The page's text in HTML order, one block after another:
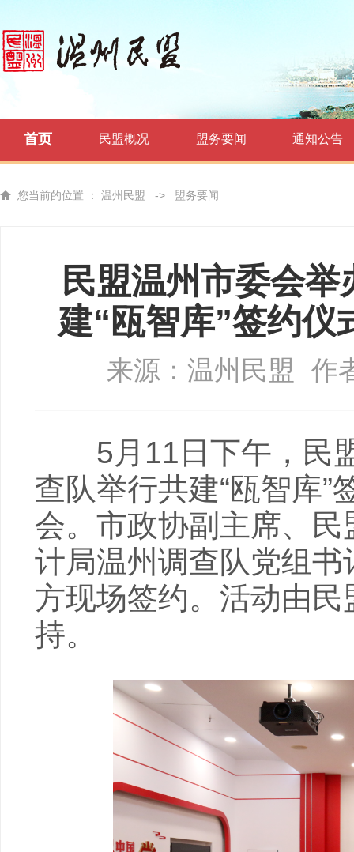
首页 民盟概况 盟务要闻 通知公告
您当前的位置 ： 温州民盟 -> 盟务要闻
民盟温州市委会
建“瓯智库”签约仪
来源：温州民盟 作
5月11日下午，民盟
查队举行共建“瓯智库
会。市政协副主席、
计局温州调查队党组
方现场签约。活动由
持。